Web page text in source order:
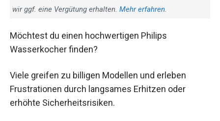
wir ggf. eine Vergütung erhalten. Mehr erfahren.
Möchtest du einen hochwertigen Philips
Wasserkocher finden?
Viele greifen zu billigen Modellen und erleben
Frustrationen durch langsames Erhitzen oder
erhöhte Sicherheitsrisiken.